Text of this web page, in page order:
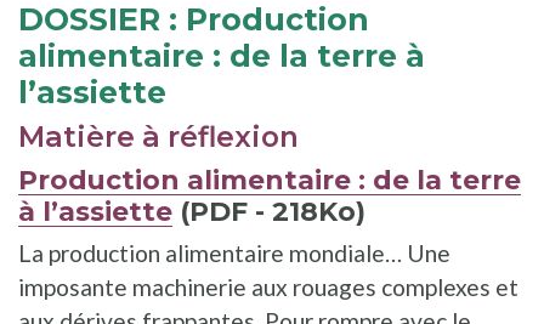
DOSSIER : Production
alimentaire : de la terre à
l’assiette
Matière à réflexion
Production alimentaire : de la terre
à l’assiette (PDF - 218Ko)
La production alimentaire mondiale… Une
imposante machinerie aux rouages complexes et